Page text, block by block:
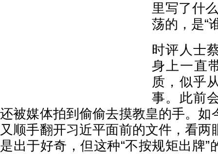
里写了什
荡的，是“
时评人士
身上一直
质，似乎
事。此前
还被媒体拍到偷偷去摸教皇的手。如
又顺手翻开习近平面前的文件，看两
是出于好奇，但这种“不按规矩出牌”